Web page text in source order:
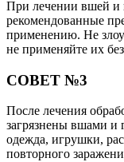
При лечении вшей и
рекомендованные
применению. Не
не применяйте их
СОВЕТ №3
После лечения
загрязнены вшами и
одежда, игрушки,
повторного